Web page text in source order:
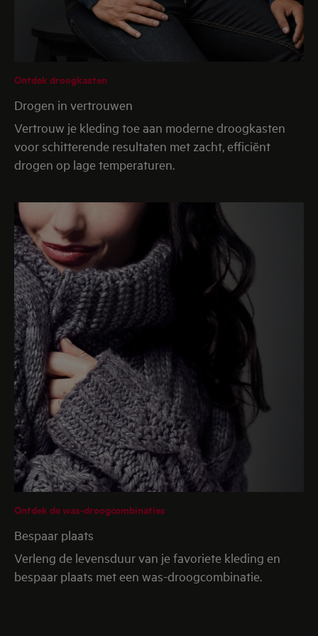
Ontdek droogkasten
Drogen in vertrouwen
Vertrouw je kleding toe aan moderne droogkasten
voor schitterende resultaten met zacht, efficiënt
drogen op lage temperaturen.
Ontdek de was-droogcombinaties
Bespaar plaats
Verleng de levensduur van je favoriete kleding en
bespaar plaats met een was-droogcombinatie.